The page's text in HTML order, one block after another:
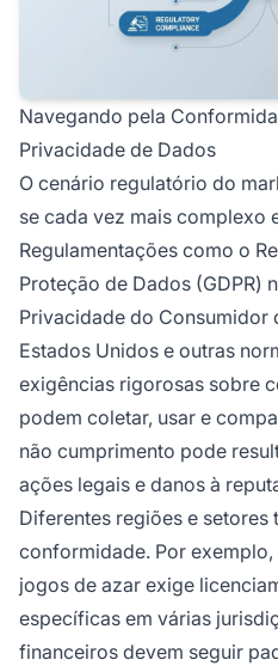
Navegando pela
Privacidade de Dados
O cenário regulatório do
se cada vez mais complexo
Regulamentações como o
Proteção de Dados (GDPR)
Privacidade do Consumidor
Estados Unidos e outras
exigências rigorosas sobre
podem coletar, usar e
não cumprimento pode
ações legais e danos à
Diferentes regiões e
conformidade. Por
jogos de azar exige
específicas em várias
financeiros devem seguir